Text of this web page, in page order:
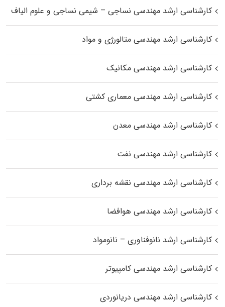
کارشناسی ارشد مهندسی نساجی – شیمی نساجی و علوم الیاف
کارشناسی ارشد مهندسی متالورژی و مواد
کارشناسی ارشد مهندسی مکانیک
کارشناسی ارشد مهندسی معماری کشتی
کارشناسی ارشد مهندسی معدن
کارشناسی ارشد مهندسی نفت
کارشناسی ارشد مهندسی نقشه برداری
کارشناسی ارشد مهندسی هوافضا
کارشناسی ارشد نانوفناوری – نانومواد
کارشناسی ارشد مهندسی کامپیوتر
کارشناسی ارشد مهندسی دریانوردی